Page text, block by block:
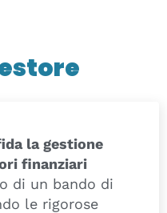
la gestione
finanziari
di un bando di
le rigorose